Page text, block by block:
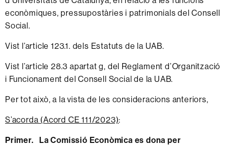
econòmiques, pressupostàries i patrimonials del Consell
Social.
Vist l’article 123.1. dels Estatuts de la UAB.
Vist l’article 28.3 apartat g, del Reglament d’Organització
i Funcionament del Consell Social de la UAB.
Per tot això, a la vista de les consideracions anteriors,
S’acorda (Acord CE 111/2023):
Primer. La Comissió Econòmica es dona per